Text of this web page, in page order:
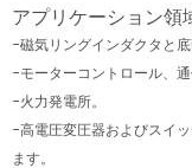
アプリケーション
-磁気リングインダクタと
-モーターコントロール、通
-火力発電所。
-高電圧変圧器およびスイ
ます。